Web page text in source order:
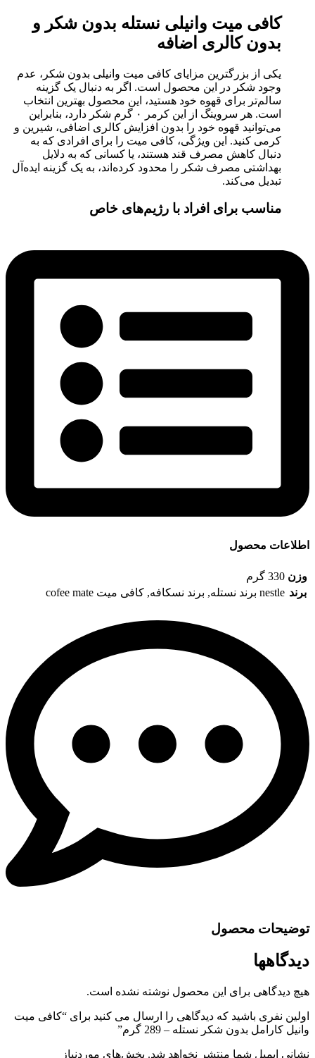
کافی میت وانیلی نستله بدون شکر و
بدون کالری اضافه
یکی از بزرگترین مزایای کافی میت وانیلی بدون شکر، عدم
وجود شکر در این محصول است. اگر به دنبال یک گزینه
سالم‌تر برای قهوه خود هستید، این محصول بهترین انتخاب
است. هر سروینگ از این کرمر ۰ گرم شکر دارد، بنابراین
می‌توانید قهوه خود را بدون افزایش کالری اضافی، شیرین و
کرمی کنید. این ویژگی، کافی میت را برای افرادی که به
دنبال کاهش مصرف قند هستند، یا کسانی که به دلایل
بهداشتی مصرف شکر را محدود کرده‌اند، به یک گزینه ایده‌آل
تبدیل می‌کند.
مناسب برای افراد با رژیم‌های خاص
اطلاعات محصول
وزن 330 گرم
برند nestle برند نستله , برند نسکافه, کافی میت cofee mate
توضیحات محصول
دیدگاهها
هیچ دیدگاهی برای این محصول نوشته نشده است.
اولین نفری باشید که دیدگاهی را ارسال می کنید برای “کافی میت
وانیل کارامل بدون شکر نستله – 289 گرم”
نشانی ایمیل شما منتشر نخواهد شد. بخش‌های موردنیاز